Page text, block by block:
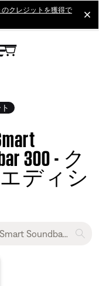
のクレジットを獲得で
300 - ク
ディシ